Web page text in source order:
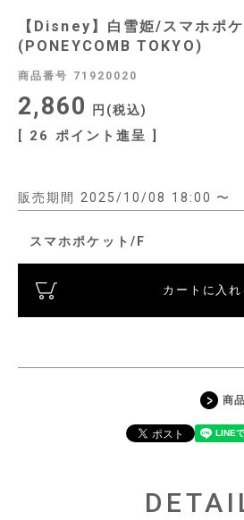
【Disney】白雪姫/スマホポケ
(PONEYCOMB TOKYO)
商品番号 71920020
2,860 税込
[ 26 ポイント進呈 ]
販売期間 2025/10/08 18:00 〜
スマホポケット/F
カートに入れ
商